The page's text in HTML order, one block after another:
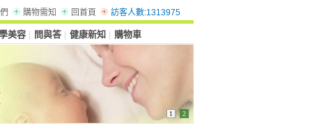
購物需知 回首頁 訪客人數:1313975
美容 問與答 健康新知 購物車
1 2